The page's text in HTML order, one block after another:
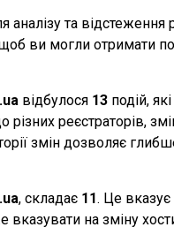
та
ви могли отримати
відбулося 13 подій,
реєстраторів,
змін дозволяє
, складає 11. Це
на зміну